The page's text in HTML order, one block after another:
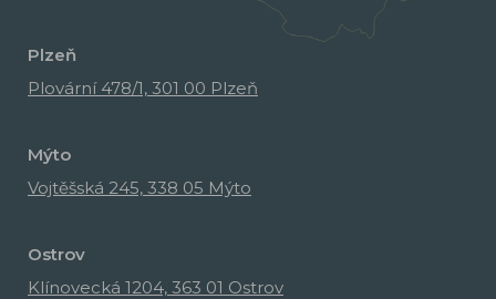
Plzeň
Plovární 478/1, 301 00 Plzeň
Mýto
Vojtěšská 245, 338 05 Mýto
Ostrov
Klínovecká 1204, 363 01 Ostrov